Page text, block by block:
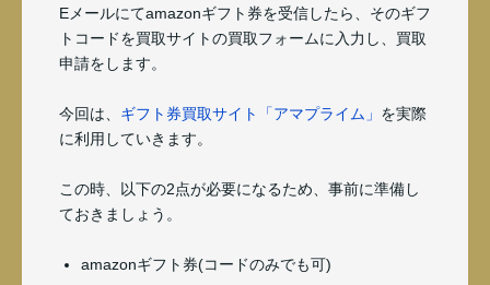
Eメールにてamazonギフト券を受信したら、そのギフ
トコードを買取サイトの買取フォームに入力し、買取
申請をします。
今回は、 ギフト券買取サイト「アマプライム」 を実際
に利用していきます。
この時、以下の2点が必要になるため、事前に準備し
ておきましょう。
amazonギフト券(コードのみでも可)